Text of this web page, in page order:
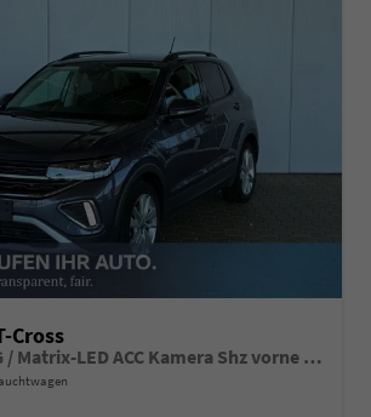
Cross
Life 1.0 TSI DSG / Matrix-LED ACC Kamera Shz vorne Apple Carplay Alu 17'' Winterreifen